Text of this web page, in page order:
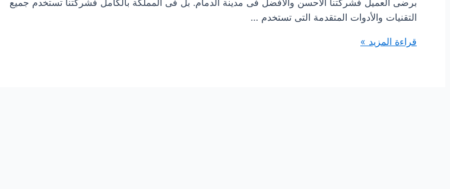
التقنيات والأدوات المتقدمة التى تستخدم …
شركة
قراءة المزيد »